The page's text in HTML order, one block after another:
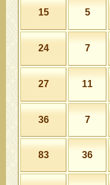
5
15
7
24
11
27
7
36
36
83